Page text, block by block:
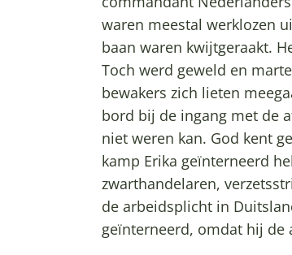
waren meestal werklozen
baan waren kwijtgeraakt.
Toch werd geweld en
bewakers zich lieten
bord bij de ingang met de
niet weren kan. God kent
kamp Erika geïnterneerd
zwarthandelaren,
de arbeidsplicht in
geïnterneerd, omdat hij